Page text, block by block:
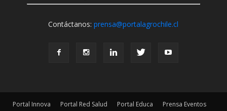
Contáctanos:prensa@portalagrochile.cl
Portal Innova Portal Red Salud Portal Educa
Prensa Eventos